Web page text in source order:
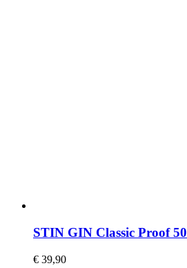
STIN GIN Classic Proof
€ 39,90